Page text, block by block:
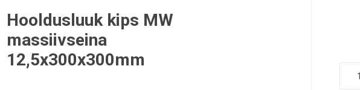
Hooldusluuk kips MW
massiivseina
12,5x300x300mm